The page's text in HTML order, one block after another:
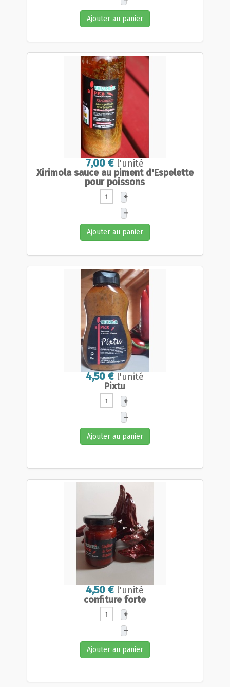
Ajouter au panier
7,00 € l'unité
Xirimola sauce au piment d'Espelette
pour poissons
+
–
Ajouter au panier
4,50 € l'unité
Pixtu
+
–
Ajouter au panier
4,50 € l'unité
confiture forte
+
–
Ajouter au panier